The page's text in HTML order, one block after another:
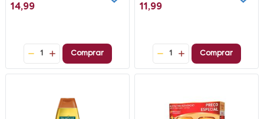
14,99
1 Comprar
11,99
1 Comprar